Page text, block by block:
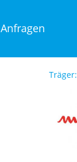
Anfragen
Träger: